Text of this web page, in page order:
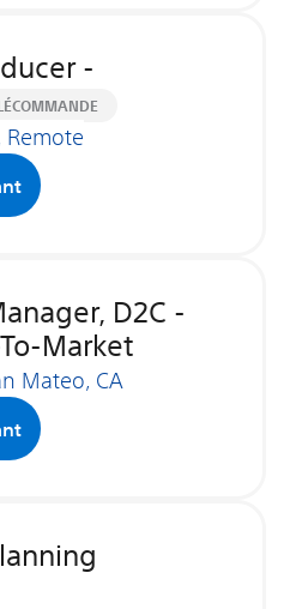
-
Remote
D2C -
Market
Mateo, CA